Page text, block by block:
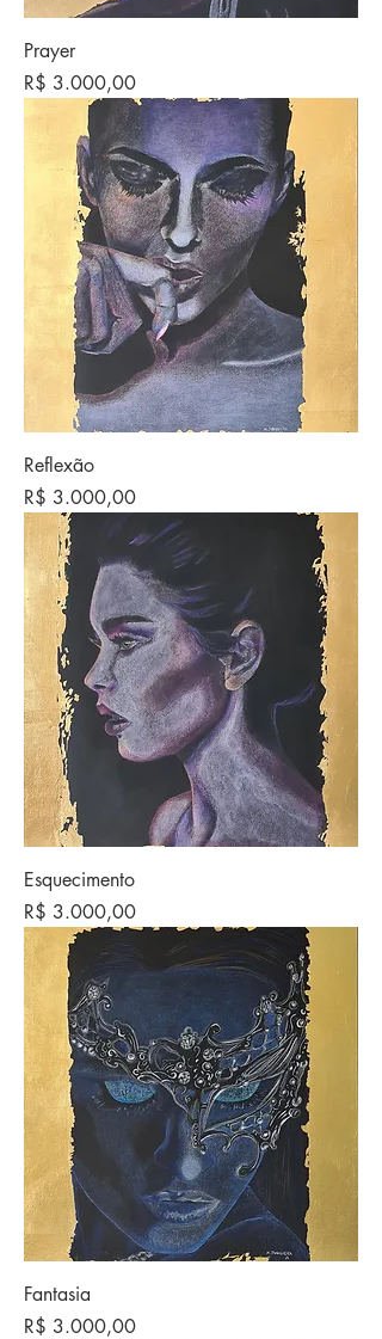
Prayer
Preço
R$ 3.000,00
Reflexão
Preço
R$ 3.000,00
Esquecimento
Preço
R$ 3.000,00
Fantasia
Preço
R$ 3.000,00